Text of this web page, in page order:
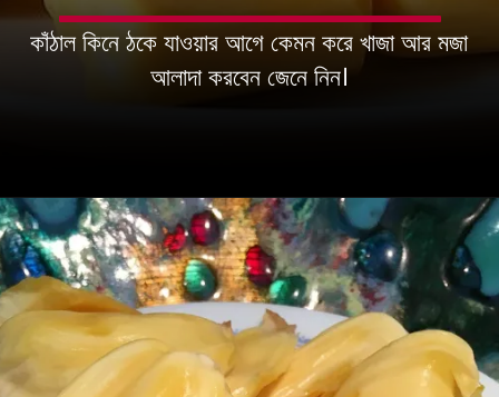
কাঁঠাল কিনে ঠকে যাওয়ার আগে কেমন করে খাজা আর মজা
আলাদা করবেন জেনে নিন।